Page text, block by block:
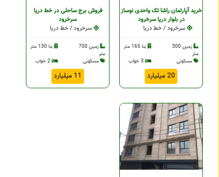
خرید آپارتمان راشا تک واحدی نوساز
در بلوار دریا سرخرود
سرخرود / خط دریا
زمین 300
متر
بنا 165 متر
مسکونی
20 میلیارد
فروش برج ساحلی در خط دریا
سرخرود
سرخرود / خط دریا
زمین 700
متر
بنا 130 متر
مسکونی
2 خواب
11 میلیارد